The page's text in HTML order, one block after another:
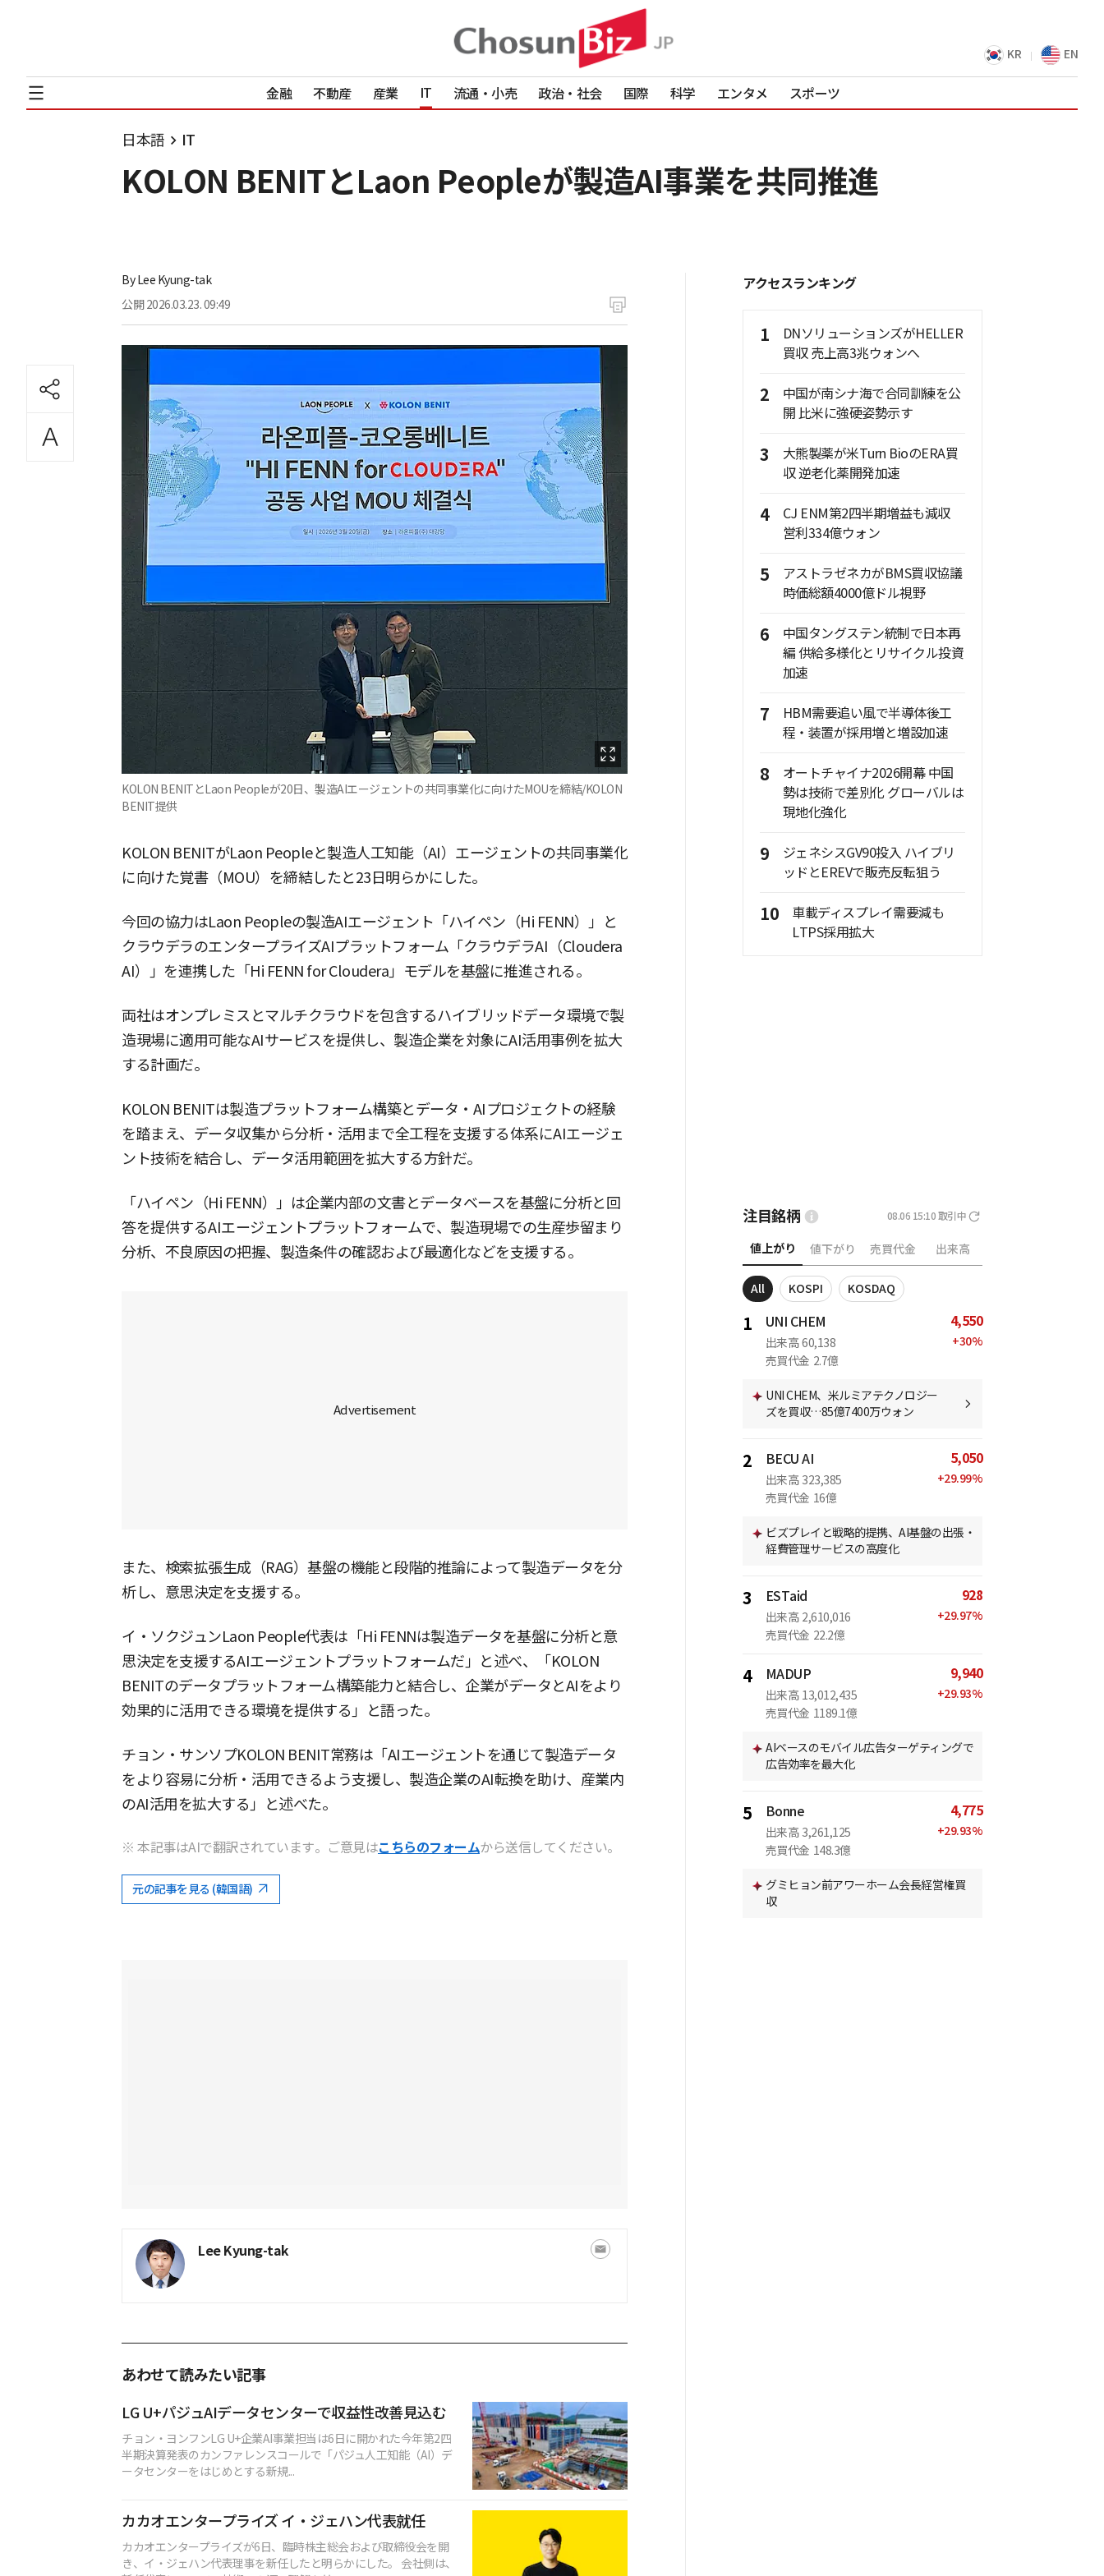
KR EN
金融 不動産 産業 IT 流通・小売 政治・社会 国際 科学 エンタメ スポーツ
日本語 IT
KOLON BENITとLaon Peopleが製造AI事業を共同推進
ByLee Kyung-tak
公開 2026.03.23. 09:49
KOLON BENITとLaon Peopleが20日、製造AIエージェントの共同事業化に向けたMOUを締結/KOLON
BENIT提供
KOLON BENITがLaon Peopleと製造人工知能（AI）エージェントの共同事業化
に向けた覚書（MOU）を締結したと23日明らかにした。
今回の協力はLaon Peopleの製造AIエージェント「ハイペン（Hi FENN）」と
クラウデラのエンタープライズAIプラットフォーム「クラウデラAI（Cloudera
AI）」を連携した「Hi FENN for Cloudera」モデルを基盤に推進される。
両社はオンプレミスとマルチクラウドを包含するハイブリッドデータ環境で製
造現場に適用可能なAIサービスを提供し、製造企業を対象にAI活用事例を拡大
する計画だ。
KOLON BENITは製造プラットフォーム構築とデータ・AIプロジェクトの経験
を踏まえ、データ収集から分析・活用まで全工程を支援する体系にAIエージェ
ント技術を結合し、データ活用範囲を拡大する方針だ。
「ハイペン（Hi FENN）」は企業内部の文書とデータベースを基盤に分析と回
答を提供するAIエージェントプラットフォームで、製造現場での生産歩留まり
分析、不良原因の把握、製造条件の確認および最適化などを支援する。
また、検索拡張生成（RAG）基盤の機能と段階的推論によって製造データを分
析し、意思決定を支援する。
イ・ソクジュンLaon People代表は「Hi FENNは製造データを基盤に分析と意
思決定を支援するAIエージェントプラットフォームだ」と述べ、「KOLON
BENITのデータプラットフォーム構築能力と結合し、企業がデータとAIをより
効果的に活用できる環境を提供する」と語った。
チョン・サンソプKOLON BENIT常務は「AIエージェントを通じて製造データ
をより容易に分析・活用できるよう支援し、製造企業のAI転換を助け、産業内
のAI活用を拡大する」と述べた。
※ 本記事はAIで翻訳されています。ご意見はこちらのフォームから送信してください。
元の記事を見る (韓国語)
Lee Kyung-tak
あわせて読みたい記事
LG U+パジュAIデータセンターで収益性改善見込む
チョン・ヨンフンLG U+企業AI事業担当は6日に開かれた今年第2四
半期決算発表のカンファレンスコールで「パジュ人工知能（AI）デ
ータセンターをはじめとする新規...
カカオエンタープライズ イ・ジェハン代表就任
カカオエンタープライズが6日、臨時株主総会および取締役会を開
き、イ・ジェハン代表理事を新任したと明らかにした。 会社側は、
アクセスランキング
1
DNソリューションズがHELLER
買収 売上高3兆ウォンへ
2
中国が南シナ海で合同訓練を公
開 比米に強硬姿勢示す
3
大熊製薬が米Turn BioのERA買
収 逆老化薬開発加速
4
CJ ENM第2四半期増益も減収
営利334億ウォン
5
アストラゼネカがBMS買収協議
時価総額4000億ドル視野
6
中国タングステン統制で日本再
編 供給多様化とリサイクル投資
加速
7
HBM需要追い風で半導体後工
程・装置が採用増と増設加速
8
オートチャイナ2026開幕 中国
勢は技術で差別化 グローバルは
現地化強化
9
ジェネシスGV90投入 ハイブリ
ッドとEREVで販売反転狙う
10
車載ディスプレイ需要減も
LTPS採用拡大
注目銘柄 08.06 15:10 取引中
値上がり 値下がり 売買代金 出来高
All KOSPI KOSDAQ
1 UNI CHEM
出来高 60,138
売買代金 2.7億
4,550
+30%
UNI CHEM、米ルミアテクノロジー
ズを買収…85億7400万ウォン
2 BECU AI
出来高 323,385
売買代金 16億
5,050
+29.99%
ビズプレイと戦略的提携、AI基盤の出張・
経費管理サービスの高度化
3 ESTaid
出来高 2,610,016
売買代金 22.2億
928
+29.97%
4 MADUP
出来高 13,012,435
売買代金 1189.1億
9,940
+29.93%
AIベースのモバイル広告ターゲティングで
広告効率を最大化
5 Bonne
出来高 3,261,125
売買代金 148.3億
4,775
+29.93%
グミヒョン前アワーホーム会長経営権買
収